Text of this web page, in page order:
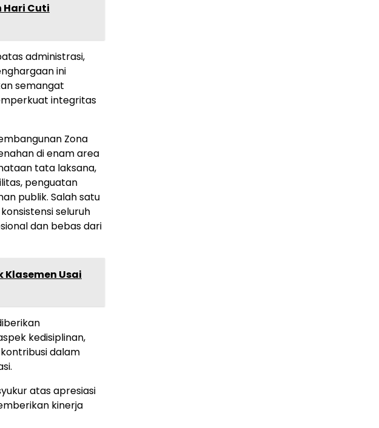
Hari Cuti
administrasi,
ini
semangat
integritas
Zona
di enam area
tata laksana,
penguatan
publik. Salah satu
seluruh
dan bebas dari
Klasemen Usai
kedisiplinan,
dalam
atas apresiasi
kinerja